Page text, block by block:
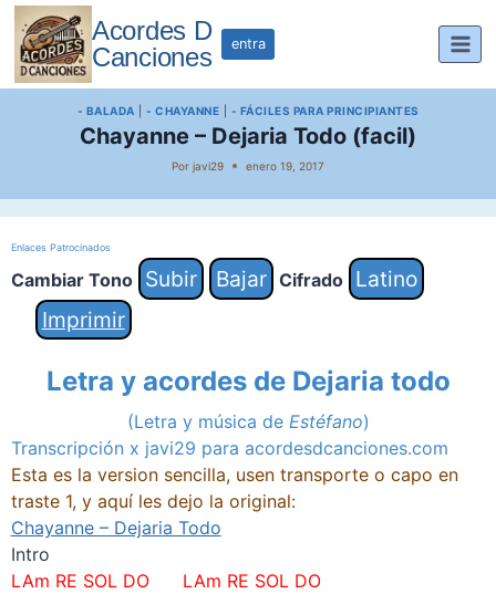
Saltar
contenido
Acordes D
Canciones
entra
- BALADA - CHAYANNE - FÁCILES PARA PRINCIPIANTES
Chayanne – Dejaria Todo (facil)
Por javi29 enero 19, 2017
Enlaces Patrocinados
Cambiar Tono Subir Bajar Cifrado
Latino
Imprimir
Letra y acordes de Dejaria todo
(Letra y música de Estéfano)
Transcripción x javi29 para acordesdcanciones.com
Esta es la version sencilla, usen transporte o capo en
traste 1, y aquí les dejo la original:
Chayanne – Dejaria Todo
Intro
LAm RE SOL DO LAm RE SOL DO